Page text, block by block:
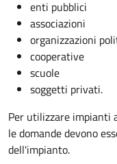
enti pubblici
associazioni
organizzazioni
cooperative
scuole
soggetti privati.
Per utilizzare impianti
le domande devono
dell'impianto.